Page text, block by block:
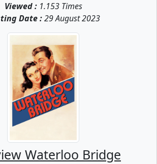
Viewed :1.153 Times
Date :29 August 2023
Waterloo Bridge